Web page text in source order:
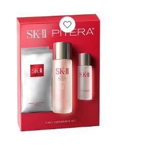
Favorite LOT FIRST